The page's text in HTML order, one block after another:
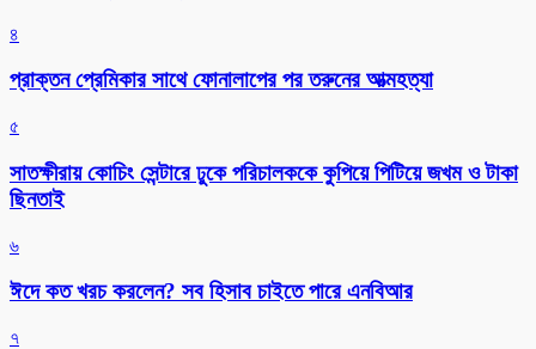
৪
প্রাক্তন প্রেমিকার সাথে ফোনালাপের পর তরুনের আত্মহত্যা
৫
সাতক্ষীরায় কোচিং সেন্টারে ঢুকে পরিচালককে কুপিয়ে পিটিয়ে জখম ও টাকা
ছিনতাই
৬
ঈদে কত খরচ করলেন? সব হিসাব চাইতে পারে এনবিআর
৭